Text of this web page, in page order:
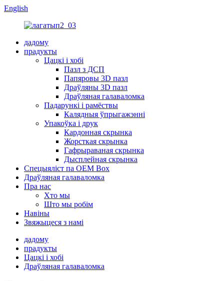
English
дадому
прадукты
Цацкі і хобі
Пазл з ДСП
Папяровы 3D пазл
Драўляны 3D пазл
Драўляная галаваломка
Падарункі і рамёствы
Калядныя ўпрыгажэнні
Упакоўка і друк
Кардонная скрынка
Жорсткая скрынка
Гафрыраваная скрынка
Дысплейная скрынка
Спецыяліст па OEM Box
Драўляная галаваломка
Пра нас
Хто мы
Што мы робім
Навіны
Звяжыцеся з намі
дадому
прадукты
Цацкі і хобі
Драўляная галаваломка